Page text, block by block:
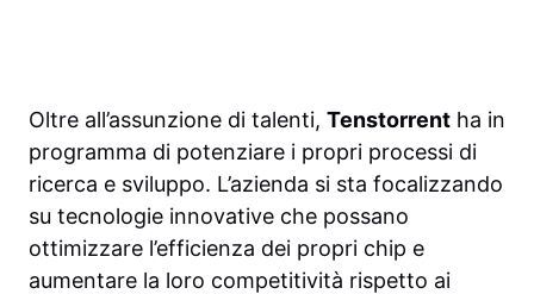
Oltre all’assunzione di talenti, Tenstorrent ha in
programma di potenziare i propri processi di
ricerca e sviluppo. L’azienda si sta focalizzando
su tecnologie innovative che possano
ottimizzare l’efficienza dei propri chip e
aumentare la loro competitività rispetto ai